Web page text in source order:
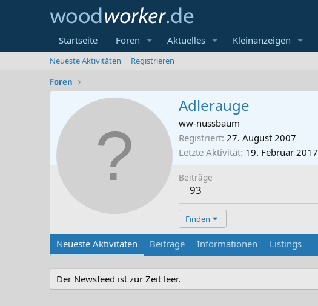
Startseite Foren Aktuelles Kleinanzeigen
Neueste Aktivitäten
Registrieren
Foren
Adlerauge
ww-nussbaum
Registriert 27. August 2007
Letzte Aktivität 19. Februar 2017
Beiträge
93
Finden
Neueste Aktivitäten Beiträge Informationen Listings
Der Newsfeed ist zur Zeit leer.